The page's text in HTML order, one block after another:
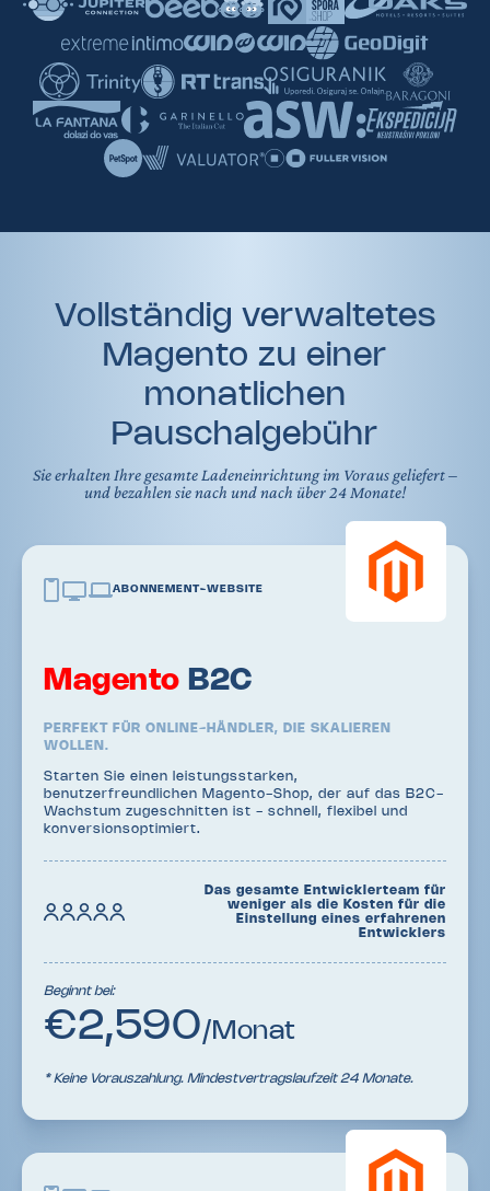
Vollständig verwaltetes
Magento zu einer
monatlichen
Pauschalgebühr
Sie erhalten Ihre gesamte Ladeneinrichtung im Voraus geliefert –
und bezahlen sie nach und nach über 24 Monate!
ABONNEMENT-WEBSITE
Magento B2C
PERFEKT FÜR ONLINE-HÄNDLER, DIE SKALIEREN
WOLLEN.
Starten Sie einen leistungsstarken,
benutzerfreundlichen Magento-Shop, der auf das B2C-
Wachstum zugeschnitten ist - schnell, flexibel und
konversionsoptimiert.
Das gesamte Entwicklerteam für
weniger als die Kosten für die
Einstellung eines erfahrenen
Entwicklers
Beginnt bei:
€2,590/Monat
* Keine Vorauszahlung. Mindestvertragslaufzeit 24 Monate.